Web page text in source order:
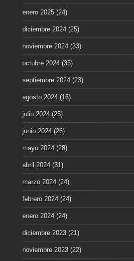
enero 2025(24)
diciembre 2024(25)
noviembre 2024(33)
octubre 2024(35)
septiembre 2024(23)
agosto 2024(16)
julio 2024(25)
junio 2024(26)
mayo 2024(28)
abril 2024(31)
marzo 2024(24)
febrero 2024(24)
enero 2024(24)
diciembre 2023(21)
noviembre 2023(22)